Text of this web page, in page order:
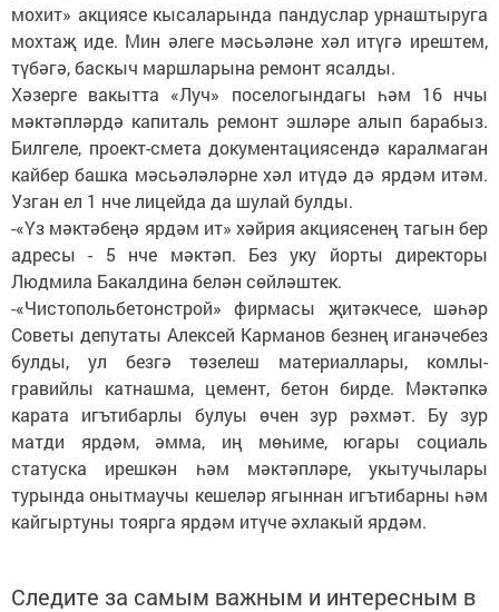
мохит» акциясе кысаларында пандуслар урнаштыруга
мохтаҗ иде. Мин әлеге мәсьәләне хәл итүгә ирештем,
түбәгә, бас­кыч маршларына ремонт ясалды.
Хәзерге вакытта «Луч» поселогындагы һәм 16 нчы
мәктәпләрдә капиталь ре­монт эшләре алып бара­быз.
Билгеле, проект-сме­та документациясендә ка­­­ралмаган
кайбер башка мәсь­әләләрне хәл итүдә дә ярдәм итәм.
Узган ел 1 нче лицейда да шулай булды.
-«Үз мәктәбеңә ярдәм ит» хәйрия акциясенең тагын бер
адресы - 5 нче мәктәп. Без уку йорты директоры
Людмила Бакалдина белән сөйләштек.
-«Чистопольбетонстрой» фирмасы җитәкчесе, шәһәр
Советы депутаты Алексей Карманов безнең иганәчебез
булды, ул безгә төзелеш материаллары, комлы-
гравийлы катнашма, цемент, бетон бирде. Мәктәпкә
карата игътибарлы булуы өчен зур рәхмәт. Бу зур
матди ярдәм, әмма, иң мөһиме, югары социаль
статуска ирешкән һәм мәктәпләре, укытучылары
турында онытмаучы кешеләр ягыннан игътибарны һәм
кайгыртуны тоярга ярдәм итүче әхлакый ярдәм.
Следите за самым важным и интересным в